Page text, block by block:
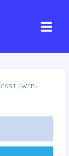
|WEB-